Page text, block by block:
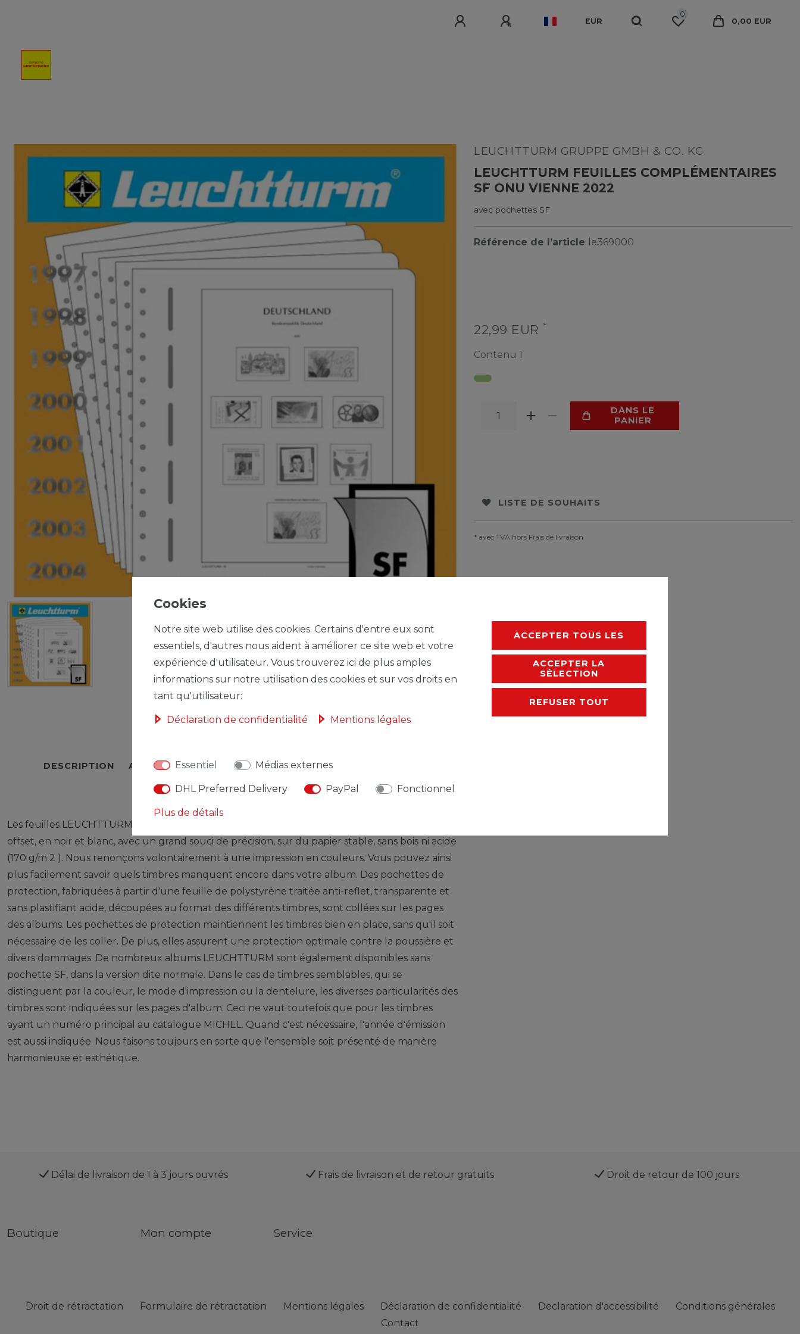
EUR
0
0,00 EUR
LEUCHTTURM GRUPPE GMBH & CO. KG
LEUCHTTURM FEUILLES COMPLÉMENTAIRES
SF ONU VIENNE 2022
avec pochettes SF
Référence de l’article le369000
22,99 EUR *
Contenu 1
DANS LE
PANIER
LISTE DE SOUHAITS
* avec TVA hors Frais de livraison
DESCRIPTION AUTRES DÉTAILS RESPONSABLE DE L'UE
Les feuilles LEUCHTTURM (format 270 x 297 mm / système à 13 trous) sont imprimées par
offset, en noir et blanc, avec un grand souci de précision, sur du papier stable, sans bois ni acide
(170 g/m 2 ). Nous renonçons volontairement à une impression en couleurs. Vous pouvez ainsi
plus facilement savoir quels timbres manquent encore dans votre album. Des pochettes de
protection, fabriquées à partir d'une feuille de polystyrène traitée anti-reflet, transparente et
sans plastifiant acide, découpées au format des différents timbres, sont collées sur les pages
des albums. Les pochettes de protection maintiennent les timbres bien en place, sans qu'il soit
nécessaire de les coller. De plus, elles assurent une protection optimale contre la poussière et
divers dommages. De nombreux albums LEUCHTTURM sont également disponibles sans
pochette SF, dans la version dite normale. Dans le cas de timbres semblables, qui se
distinguent par la couleur, le mode d'impression ou la dentelure, les diverses particularités des
timbres sont indiquées sur les pages d'album. Ceci ne vaut toutefois que pour les timbres
ayant un numéro principal au catalogue MICHEL. Quand c'est nécessaire, l'année d'émission
est aussi indiquée. Nous faisons toujours en sorte que l'ensemble soit présenté de manière
harmonieuse et esthétique.
Délai de livraison de 1 à 3 jours ouvrés Frais de livraison et de retour gratuits Droit de retour de 100 jours
Boutique Mon compte Service
Droit de rétractation Formulaire de rétractation Mentions légales Déclaration de confidentialité Declaration d'accessibilité
Conditions générales
Contact
Cookies
Notre site web utilise des cookies. Certains d'entre eux sont
essentiels, d'autres nous aident à améliorer ce site web et votre
expérience d'utilisateur. Vous trouverez ici de plus amples
informations sur notre utilisation des cookies et sur vos droits en
tant qu'utilisateur:
Déclaration de confidentialité Mentions légales
Essentiel Médias externes
DHL Preferred Delivery PayPal Fonctionnel
Plus de détails
ACCEPTER TOUS LES
ACCEPTER LA
SÉLECTION
REFUSER TOUT